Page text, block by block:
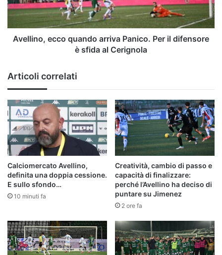
il
difensore
è
sfida
Avellino, ecco quando arriva Panico. Per il difensore
è sfida al Cerignola
Articoli correlati
Calciomercato Avellino,
definita una doppia cessione.
E sullo sfondo…
10 minuti fa
Creatività, cambio di passo e
capacità di finalizzare:
perché l’Avellino ha deciso di
puntare su Jimenez
2 ore fa